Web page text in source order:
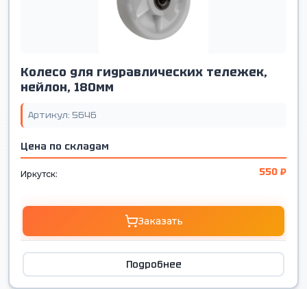
Колесо для гидравлических тележек,
нейлон, 180мм
Артикул: 5646
Цена по складам
Иркутск: 550 ₽
Заказать
Подробнее